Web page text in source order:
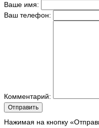
Ваше имя:
Ваш телефон:
Комментарий:
Отправить
Нажимая на кнопку